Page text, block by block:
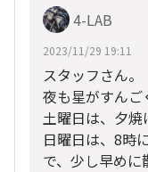
4-LAB
2023/11/29 19:11
スタッフさん。
夜も星がすんご
土曜日は、夕焼
日曜日は、8時
で、少し早め